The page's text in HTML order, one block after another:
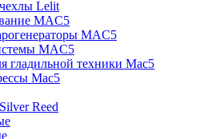
Lelit
MAC5
MAC5
MAC5
гладильной техники Mac5
Mac5
Reed